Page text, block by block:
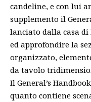
candeline, e con lui
supplemento il
lanciato dalla casa
ed approfondire la
organizzato,
da tavolo
Il General’s
quanto contiene